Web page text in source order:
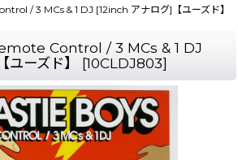
/ 3 MCs & 1 DJ [12inch アナログ]【ユーズド】
Control / 3 MCs & 1 DJ
ーズド】
[10CLDJ803]